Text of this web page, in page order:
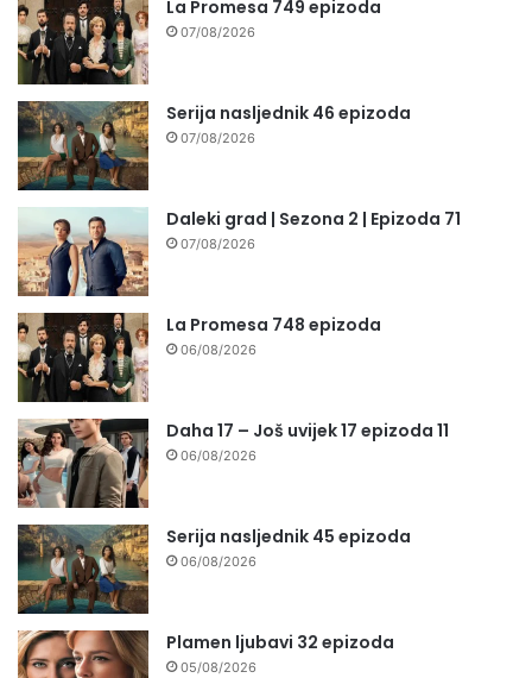
La Promesa 749 epizoda
07/08/2026
Serija nasljednik 46 epizoda
07/08/2026
Daleki grad | Sezona 2 | Epizoda 71
07/08/2026
La Promesa 748 epizoda
06/08/2026
Daha 17 – Još uvijek 17 epizoda 11
06/08/2026
Serija nasljednik 45 epizoda
06/08/2026
Plamen ljubavi 32 epizoda
05/08/2026